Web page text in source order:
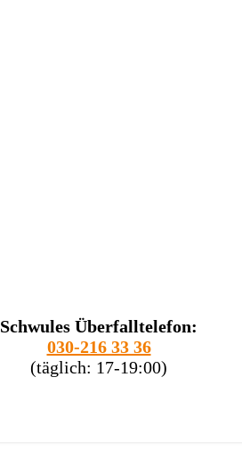
Schwules Überfalltelefon:
030-216 33 36
(täglich: 17-19:00)